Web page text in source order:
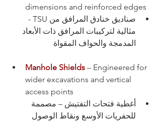
dimensions and reinforced edges
صناديق خنادق المرافق من TSU -
مثالية لتركيبات المرافق ذات الأبعاد
المدمجة والحواف المقواة
Manhole Shields – Engineered for
wider excavations and vertical
access points
أغطية فتحات التفتيش – مصممة
للحفريات الأوسع ونقاط الوصول